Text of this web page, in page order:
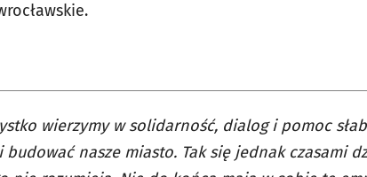
wierzymy w solidarność, dialog i pomoc
budować nasze miasto. Tak się jednak czasami